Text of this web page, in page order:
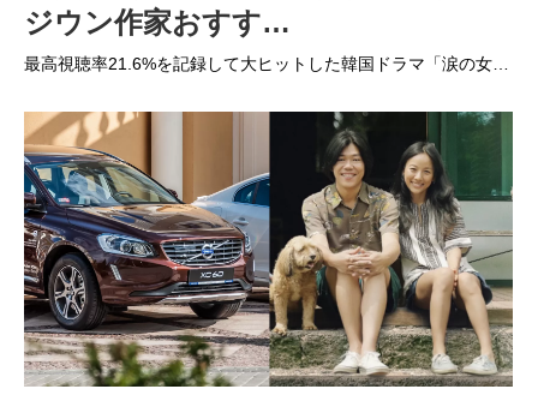
ジウン作家おすす…
最高視聴率21.6%を記録して大ヒットした韓国ドラマ「涙の女…